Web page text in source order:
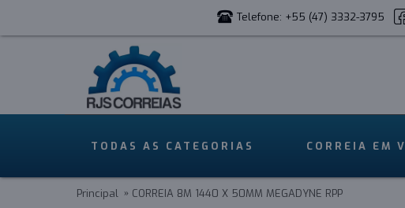
Telefone: +55 (47) 3332-3795
TODAS AS CATEGORIAS CORREIA EM V
Principal CORREIA 8M 1440 X 50MM MEGADYNE RPP